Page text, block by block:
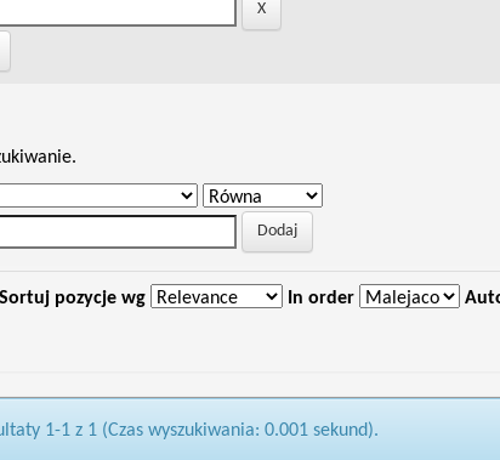
Sortuj pozycje wg In order
1-1 z 1 (Czas wyszukiwania: 0.001 sekund).